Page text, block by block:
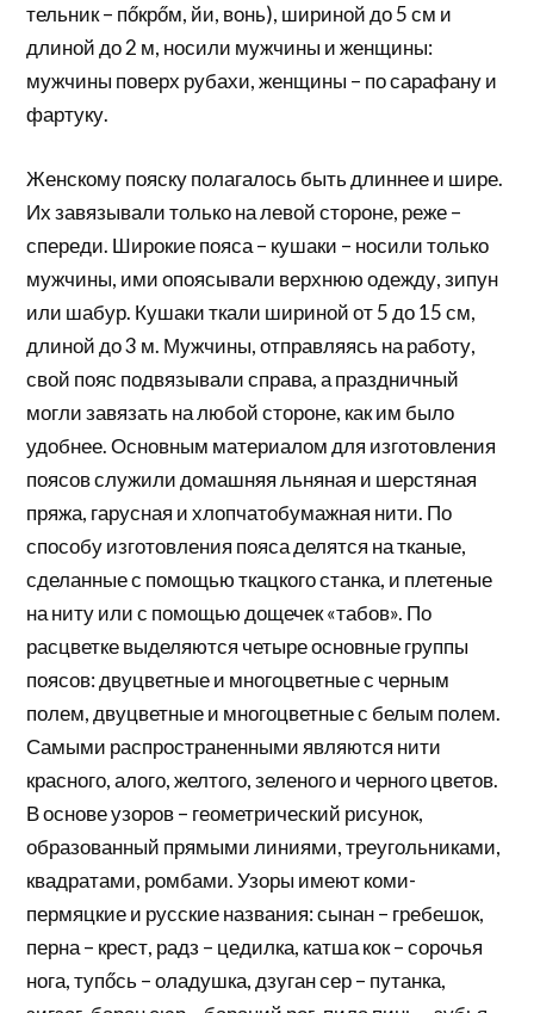
тельник – пőкрőм, йи, вонь), шириной до 5 см и
длиной до 2 м, носили мужчины и женщины:
мужчины поверх рубахи, женщины – по сарафану и
фартуку.
Женскому пояску полагалось быть длиннее и шире.
Их завязывали только на левой стороне, реже –
спереди. Широкие пояса – кушаки – носили только
мужчины, ими опоясывали верхнюю одежду, зипун
или шабур. Кушаки ткали шириной от 5 до 15 см,
длиной до 3 м. Мужчины, отправляясь на работу,
свой пояс подвязывали справа, а праздничный
могли завязать на любой стороне, как им было
удобнее. Основным материалом для изготовления
поясов служили домашняя льняная и шерстяная
пряжа, гарусная и хлопчатобумажная нити. По
способу изготовления пояса делятся на тканые,
сделанные с помощью ткацкого станка, и плетеные
на ниту или с помощью дощечек «табов». По
расцветке выделяются четыре основные группы
поясов: двуцветные и многоцветные с черным
полем, двуцветные и многоцветные с белым полем.
Самыми распространенными являются нити
красного, алого, желтого, зеленого и черного цветов.
В основе узоров – геометрический рисунок,
образованный прямыми линиями, треугольниками,
квадратами, ромбами. Узоры имеют коми-
пермяцкие и русские названия: сынан – гребешок,
перна – крест, радз – цедилка, катша кок – сорочья
нога, тупőсь – оладушка, дзуган сер – путанка,